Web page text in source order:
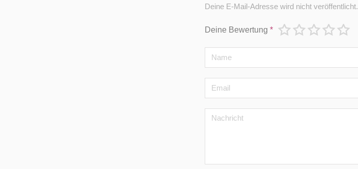
Deine E-Mail-Adresse wird nicht veröffentlicht.
Deine Bewertung *